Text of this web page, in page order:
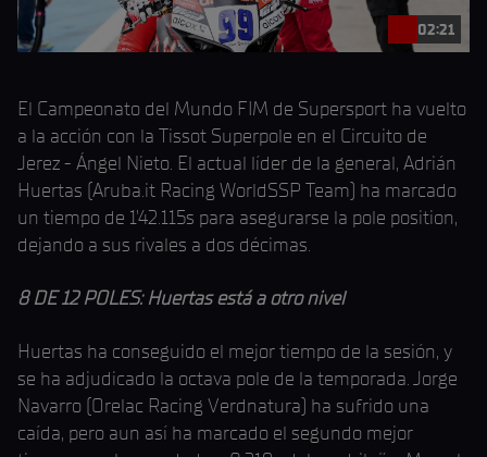
02:21
El Campeonato del Mundo FIM de Supersport ha vuelto
a la acción con la Tissot Superpole en el Circuito de
Jerez - Ángel Nieto. El actual líder de la general, Adrián
Huertas (Aruba.it Racing WorldSSP Team) ha marcado
un tiempo de 1'42.115s para asegurarse la pole position,
dejando a sus rivales a dos décimas.
8 DE 12 POLES: Huertas está a otro nivel
Huertas ha conseguido el mejor tiempo de la sesión, y
se ha adjudicado la octava pole de la temporada. Jorge
Navarro (Orelac Racing Verdnatura) ha sufrido una
caída, pero aun así ha marcado el segundo mejor